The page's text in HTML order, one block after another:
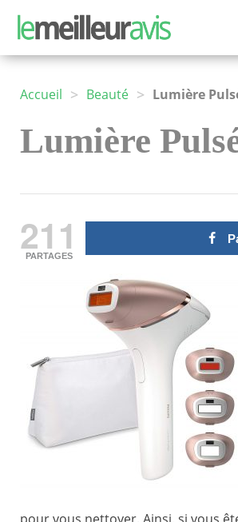
Accueil > Beauté > Lumière
Lumière
211
PARTAGES